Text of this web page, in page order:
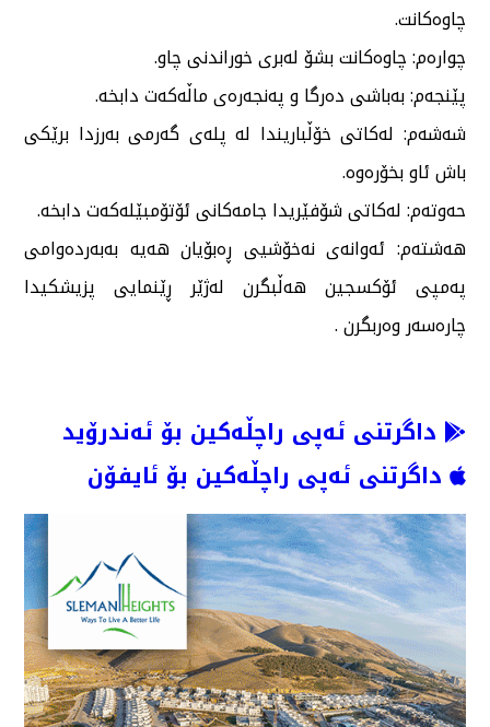
چاوەكانت.
چوارەم: چاوەكانت بشۆ لەبری خوراندنی چاو.
پێنجەم: بەباشی دەرگا و پەنجەرەی ماڵەكەت دابخە.
شەشەم: لەكاتی خۆڵباریندا لە پلەی گەرمی بەرزدا برێكی
باش ئاو بخۆرەوە.
حەوتەم: لەكاتی شۆفێریدا جامەكانی ئۆتۆمبێلەكەت دابخە.
هەشتەم: ئەوانەی نەخۆشیی ڕەبۆیان هەیە بەبەردەوامی
پەمپی ئۆكسجین هەڵبگرن لەژێر ڕێنمایی پزیشكیدا
چارەسەر وەربگرن .
داگرتنی ئەپی راچڵەکین بۆ ئەندرۆید
داگرتنی ئەپی راچڵەکین بۆ ئایفۆن